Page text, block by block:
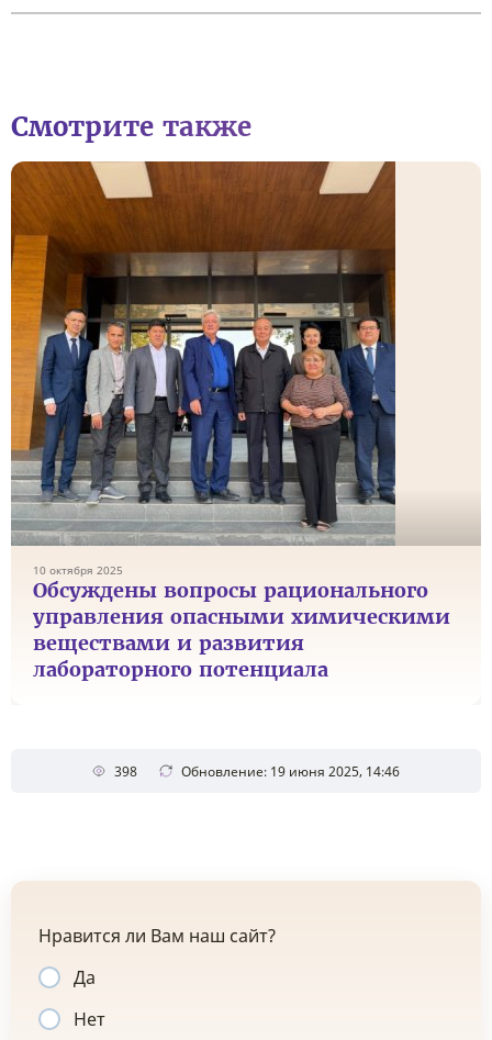
Смотрите также
10 октября 2025
Обсуждены вопросы рационального
управления опасными химическими
веществами и развития
лабораторного потенциала
398 Обновление: 19 июня 2025, 14:46
Нравится ли Вам наш сайт?
Да
Нет